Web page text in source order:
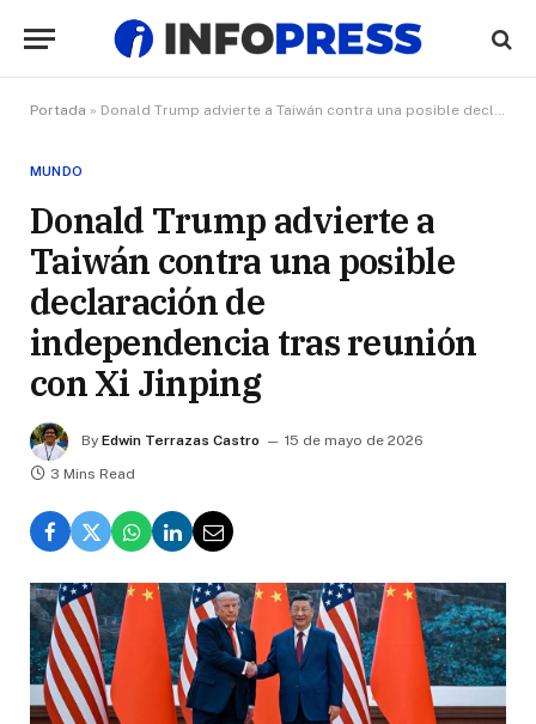
Portada » Donald Trump advierte a Taiwán contra una posible declaración de independencia tras reunión con Xi Jinping
MUNDO
Donald Trump advierte a
Taiwán contra una posible
declaración de
independencia tras reunión
con Xi Jinping
By Edwin Terrazas Castro
15 de mayo de 2026
3 Mins Read